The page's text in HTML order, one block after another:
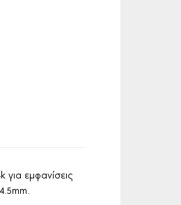
για εμφανίσεις